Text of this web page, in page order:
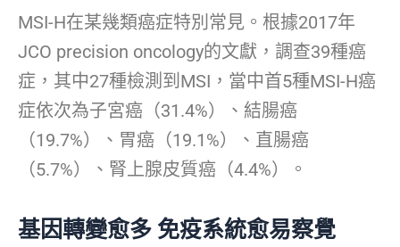
MSI-H在某幾類癌症特別常見。根據2017年
JCO precision oncology的文獻，調查39種癌
症，其中27種檢測到MSI，當中首5種MSI-H癌
症依次為子宮癌（31.4%）、結腸癌
（19.7%）、胃癌（19.1%）、直腸癌
（5.7%）、腎上腺皮質癌（4.4%）。
基因轉變愈多 免疫系統愈易察覺